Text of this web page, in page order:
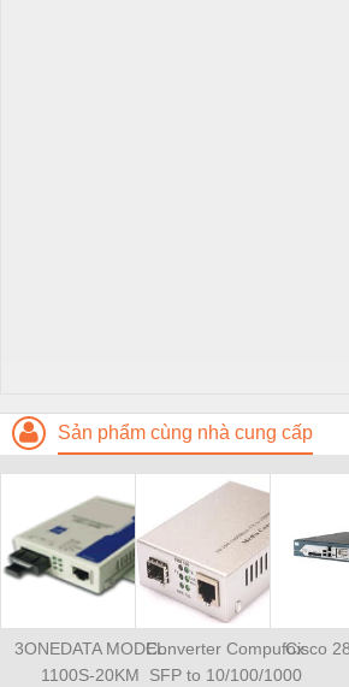
Sản phẩm cùng nhà cung cấp
3ONEDATA MODEL
1100S-20KM
Converter Compufox
SFP to 10/100/1000
Cisco